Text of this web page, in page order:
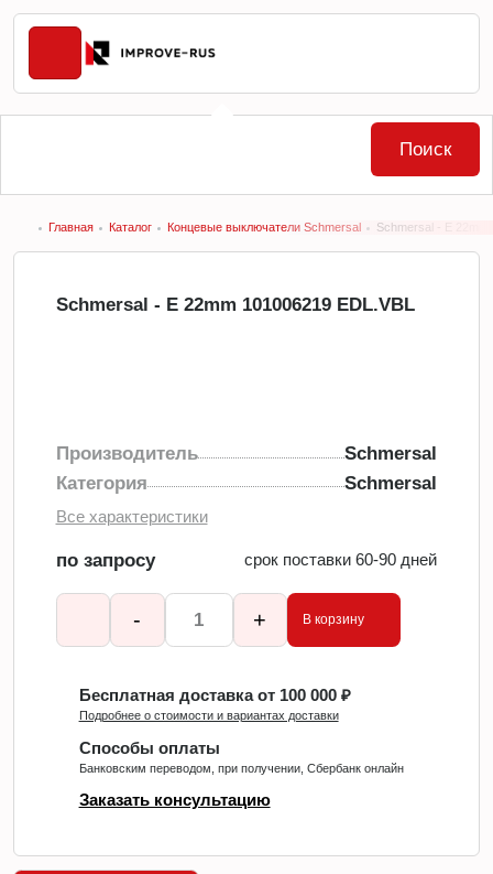
Главная Каталог Концевые выключатели Schmersal Schmersal - E 22mm
Schmersal - E 22mm 101006219 EDL.VBL
Производитель
Schmersal
Категория
Schmersal
Все характеристики
по запросу срок поставки 60-90 дней
- + В корзину
Бесплатная доставка от 100 000 ₽
Подробнее о стоимости и вариантах доставки
Способы оплаты
Банковским переводом, при получении, Сбербанк онлайн
Заказать консультацию
Поиск